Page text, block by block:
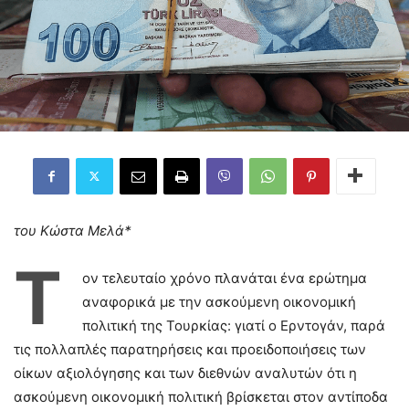
του Κώστα Μελά*
Τ
ον τελευταίο χρόνο πλανάται ένα ερώτημα
αναφορικά με την ασκούμενη οικονομική
πολιτική της Τουρκίας: γιατί ο Ερντογάν, παρά
τις πολλαπλές παρατηρήσεις και προειδοποιήσεις των
οίκων αξιολόγησης και των διεθνών αναλυτών ότι η
ασκούμενη οικονομική πολιτική βρίσκεται στον αντίποδα